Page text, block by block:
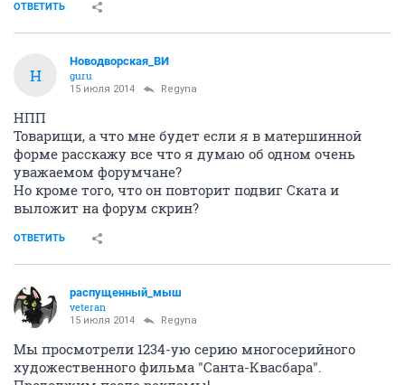
ОТВЕТИТЬ
Н
Новодворcкая_ВИ
guru
15 июля 2014 Regуna
НПП
Товарищи, а что мне будет если я в матершинной
форме расскажу все что я думаю об одном очень
уважаемом форумчане?
Но кроме того, что он повторит подвиг Ската и
выложит на форум скрин?
ОТВЕТИТЬ
распущенный_мыш
veteran
15 июля 2014 Regуna
Мы просмотрели 1234-ую серию многосерийного
художественного фильма "Санта-Квасбара".